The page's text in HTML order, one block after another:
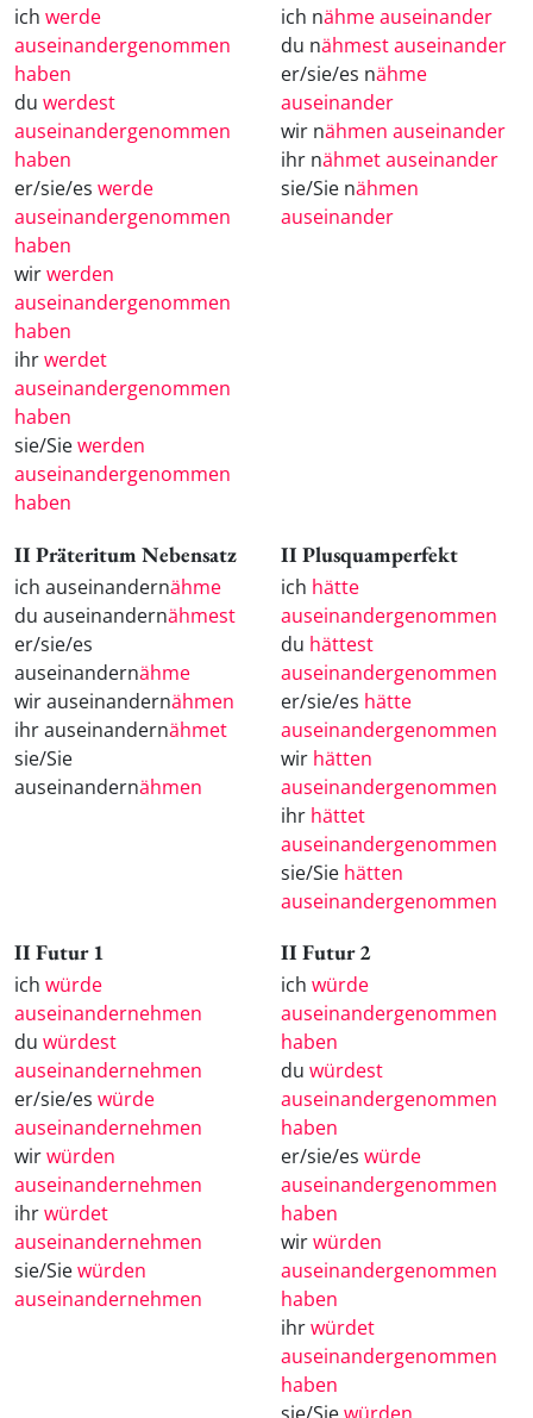
ich werde
auseinandergenommen
haben
du werdest
auseinandergenommen
haben
er/sie/es werde
auseinandergenommen
haben
wirwerden
auseinandergenommen
haben
ihrwerdet
auseinandergenommen
haben
sie/Siewerden
auseinandergenommen
haben
ich nähme auseinander
du nähmest auseinander
er/sie/es nähme
auseinander
wir nähmen auseinander
ihr nähmet auseinander
sie/Sie nähmen
auseinander
II Präteritum Nebensatz
ich auseinandernähme
du auseinandernähmest
er/sie/es
auseinandernähme
wir auseinandernähmen
ihr auseinandernähmet
sie/Sie
auseinandernähmen
II Plusquamperfekt
ich hätte
auseinandergenommen
du hättest
auseinandergenommen
er/sie/es hätte
auseinandergenommen
wir hätten
auseinandergenommen
ihr hättet
auseinandergenommen
sie/Sie hätten
auseinandergenommen
II Futur 1
ich würde
auseinandernehmen
du würdest
auseinandernehmen
er/sie/es würde
auseinandernehmen
wirwürden
auseinandernehmen
ihrwürdet
auseinandernehmen
sie/Siewürden
auseinandernehmen
II Futur 2
ich würde
auseinandergenommen
haben
du würdest
auseinandergenommen
haben
er/sie/es würde
auseinandergenommen
haben
wirwürden
auseinandergenommen
haben
ihrwürdet
auseinandergenommen
haben